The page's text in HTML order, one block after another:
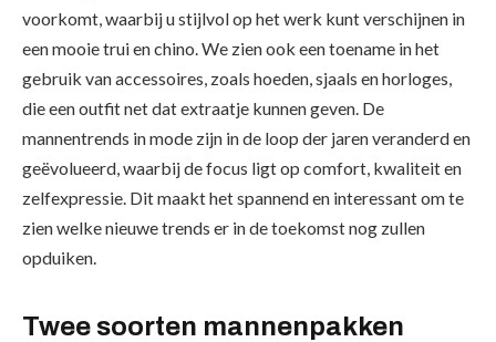
voorkomt, waarbij u stijlvol op het werk kunt verschijnen in
een mooie trui en chino. We zien ook een toename in het
gebruik van accessoires, zoals hoeden, sjaals en horloges,
die een outfit net dat extraatje kunnen geven. De
mannentrends in mode zijn in de loop der jaren veranderd en
geëvolueerd, waarbij de focus ligt op comfort, kwaliteit en
zelfexpressie. Dit maakt het spannend en interessant om te
zien welke nieuwe trends er in de toekomst nog zullen
opduiken.
Twee soorten mannenpakken